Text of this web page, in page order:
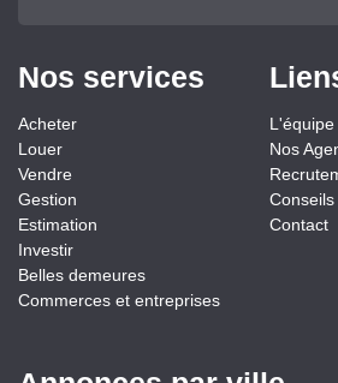
Nos services
Acheter
Louer
Vendre
Gestion
Estimation
Investir
Belles demeures
Commerces et entreprises
L'équipe
Nos
Contact